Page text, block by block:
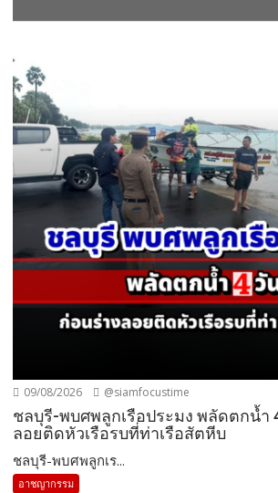
09/08/2026 @siamfocustime
ชลบุรี-พบศพลูกเรือประมง พลัดตกน้ำ
ลอยติดหัวเรือรบที่ท่าเรือสัตหีบ
ชลบุรี-พบศพลูกเร...
อาชญากรรม